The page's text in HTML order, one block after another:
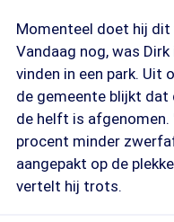
Momenteel doet hij dit
Vandaag nog, was
vinden in een park. Uit
de gemeente blijkt
de helft is afgenomen.
procent minder
aangepakt op de
vertelt hij trots.